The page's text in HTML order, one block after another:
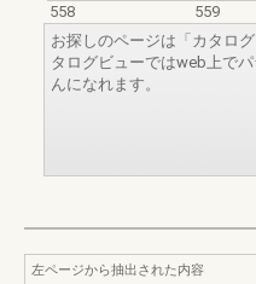
558
559
お探しのページは「カタロ
タログビューではweb上で
んになれます。
左ページから抽出された内容